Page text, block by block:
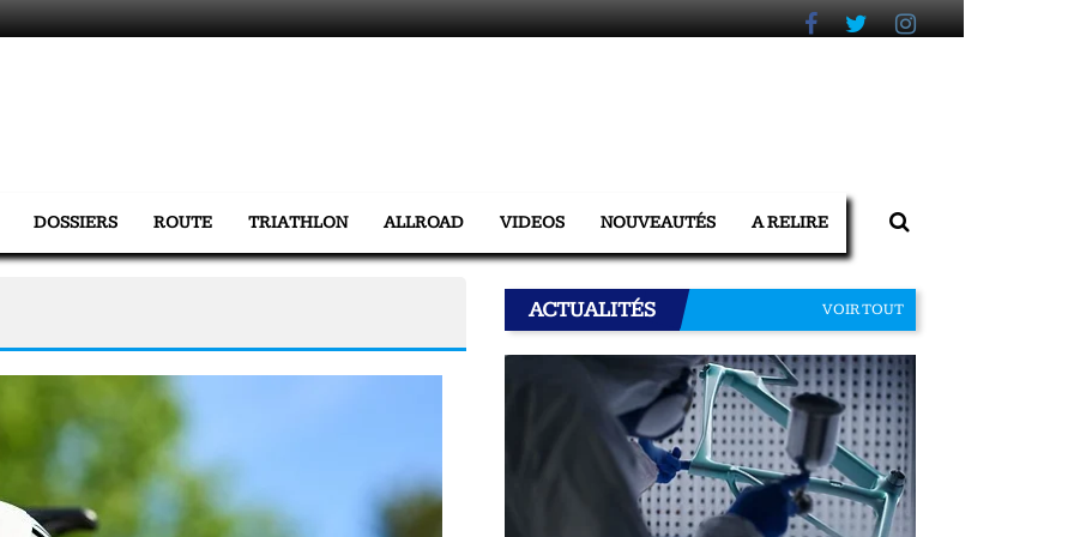
DOSSIERS ROUTE TRIATHLON ALLROAD VIDEOS NOUVEAUTÉS A RELIRE
ACTUALITÉS VOIR TOUT